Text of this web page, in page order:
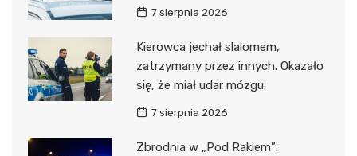
7 sierpnia 2026
Kierowca jechał slalomem,
zatrzymany przez innych. Okazało
się, że miał udar mózgu.
7 sierpnia 2026
Zbrodnia w „Pod Rakiem”: